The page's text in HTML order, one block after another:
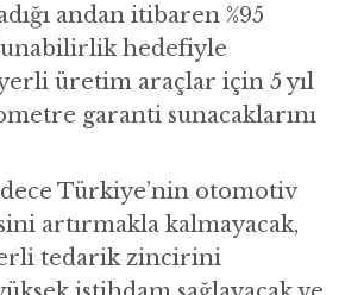
andan itibaren %95
hedefiyle
yerli üretim araçlar için 5 yıl
garanti sunacaklarını
Türkiye’nin otomotiv
artırmakla kalmayacak,
tedarik zincirini